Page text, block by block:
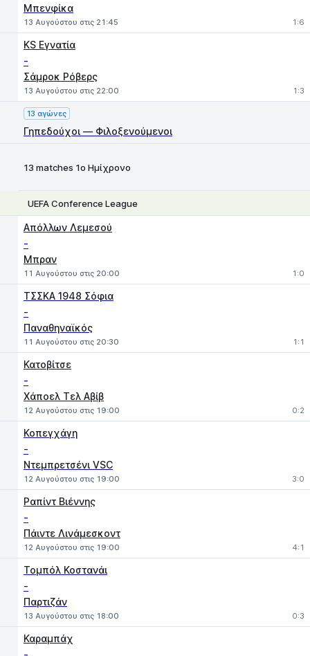
Μπενφίκα
13 Αυγούστου στις 21:45 1:6
KS Εγνατία
-
Σάμροκ Ρόβερς
13 Αυγούστου στις 22:00 1:3
13 αγώνες
Γηπεδούχοι — Φιλοξενούμενοι
13 matches 1ο Ημίχρονο
UEFA Conference League
Απόλλων Λεμεσού
-
Μπραν
11 Αυγούστου στις 20:00 1:0
ΤΣΣΚΑ 1948 Σόφια
-
Παναθηναϊκός
11 Αυγούστου στις 20:30 1:1
Κατοβίτσε
-
Χάποελ Τελ Αβίβ
12 Αυγούστου στις 19:00 0:2
Κοπεγχάγη
-
Ντεμπρετσένι VSC
12 Αυγούστου στις 19:00 3:0
Ραπίντ Βιέννης
-
Πάιντε Λινάμεσκοντ
12 Αυγούστου στις 19:00 4:1
Τομπόλ Κοστανάι
-
Παρτιζάν
13 Αυγούστου στις 18:00 0:3
Καραμπάχ